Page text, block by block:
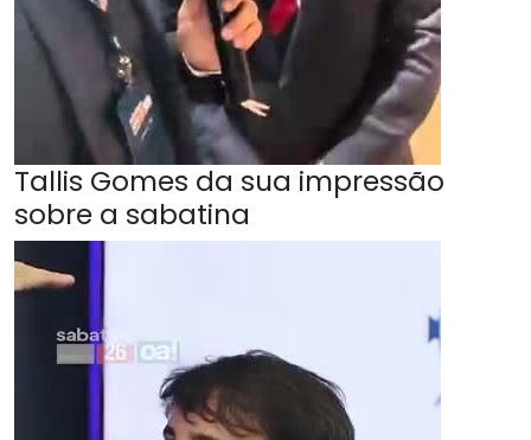
Tallis Gomes da sua impressão
sobre a sabatina